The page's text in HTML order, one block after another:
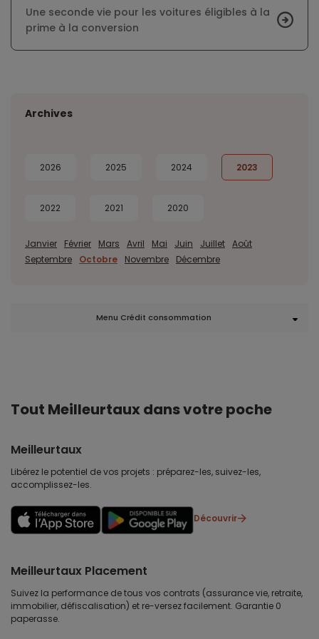
Une seconde vie pour les voitures éligibles à la
prime à la conversion
Archives
2026 2025 2024 2023
2022 2021 2020
Janvier Février Mars Avril Mai Juin Juillet Août
Septembre
Octobre Novembre Décembre
Menu Crédit consommation
Tout Meilleurtaux dans votre poche
Meilleurtaux
Libérez le potentiel de vos projets : préparez-les, suivez-les,
accomplissez-les.
Découvrir
Meilleurtaux Placement
Suivez la performance de tous vos contrats (assurance vie, retraite,
immobilier, défiscalisation) et re-versez facilement. Garantie 0
paperasse.